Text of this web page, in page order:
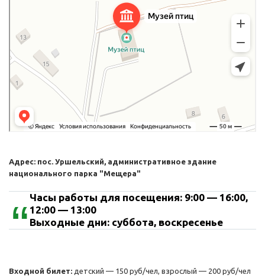
Адрес: пос. Уршельский, административное здание
национального парка "Мещера"
Часы работы для посещения: 9:00 — 16:00,
12:00 — 13:00
Выходные дни: суббота, воскресенье
Входной билет: детский — 150 руб/чел, взрослый — 200 руб/чел